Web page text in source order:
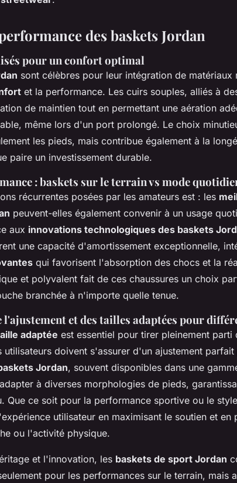
des baskets Jordan
pour un confort optimal
sont célèbres pour leur intégration de matériaux
et la performance. Les cuirs souples, alliés à
de maintien tout en permettant une aération
même lors d'un port prolongé. Le choix
les pieds, mais contribue également à la
paire un investissement durable.
: baskets sur le terrain vs mode
récurrentes posées par les amateurs est : les
peuvent-elles également convenir à un usage
aux innovations technologiques des baskets
une capacité d'amortissement exceptionnelle,
qui favorisent l'absorption des chocs et la
et polyvalent fait de ces chaussures un choix
branchée à n'importe quelle tenue.
l'ajustement et des tailles adaptées pour
adaptée est essentiel pour tirer pleinement
utilisateurs doivent s'assurer d'un ajustement
Jordan, souvent disponibles dans une
à diverses morphologies de pieds,
Que ce soit pour la performance sportive ou le
utilisateur en maximisant le soutien et en
ou l'activité physique.
et l'innovation, les baskets de sport Jordan
pour les performances sur le terrain, mais